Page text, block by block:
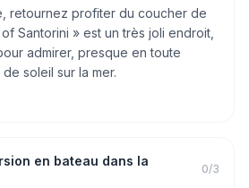
retournez profiter du coucher de
Santorini » est un très joli endroit,
admirer, presque en toute
soleil sur la mer.
en bateau dans la
0/3